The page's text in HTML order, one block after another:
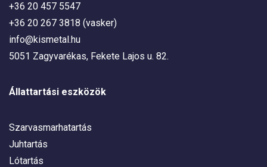
+36 20 457 5547
+36 20 267 3818 (vasker)
info@kismetal.hu
5051 Zagyvarékas, Fekete Lajos u. 82.
Állattartási eszközök
Szarvasmarhatartás
Juhtartás
Lótartás